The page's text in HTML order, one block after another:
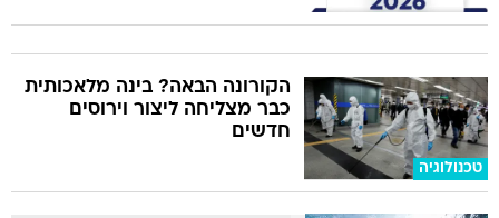
טכנולוגיה
הקורונה הבאה? בינה מלאכותית
כבר מצליחה ליצור וירוסים
חדשים